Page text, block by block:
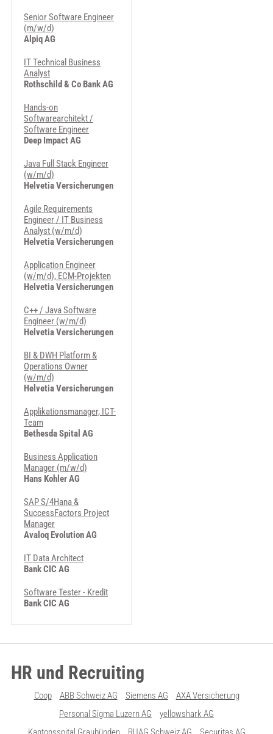
Senior Software Engineer
(m/w/d)
Alpiq AG
IT Technical Business
Analyst
Rothschild & Co Bank AG
Hands-on
Softwarearchitekt /
Software Engineer
Deep Impact AG
Java Full Stack Engineer
(w/m/d)
Helvetia Versicherungen
Agile Requirements
Engineer / IT Business
Analyst (w/m/d)
Helvetia Versicherungen
Application Engineer
(w/m/d), ECM-Projekten
Helvetia Versicherungen
C++ / Java Software
Engineer (w/m/d)
Helvetia Versicherungen
BI & DWH Platform &
Operations Owner
(w/m/d)
Helvetia Versicherungen
Applikationsmanager, ICT-
Team
Bethesda Spital AG
Business Application
Manager (m/w/d)
Hans Kohler AG
SAP S/4Hana &
SuccessFactors Project
Manager
Avaloq Evolution AG
IT Data Architect
Bank CIC AG
Software Tester - Kredit
Bank CIC AG
HR und Recruiting
Coop ABB Schweiz AG Siemens AG
AXA Versicherung
Personal Sigma Luzern AG
yellowshark AG